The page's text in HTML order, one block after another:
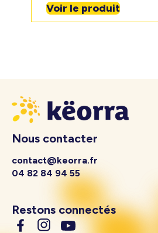
Voir le produit
Nous contacter
contact@keorra.fr
04 82 84 94 55
Restons connectés